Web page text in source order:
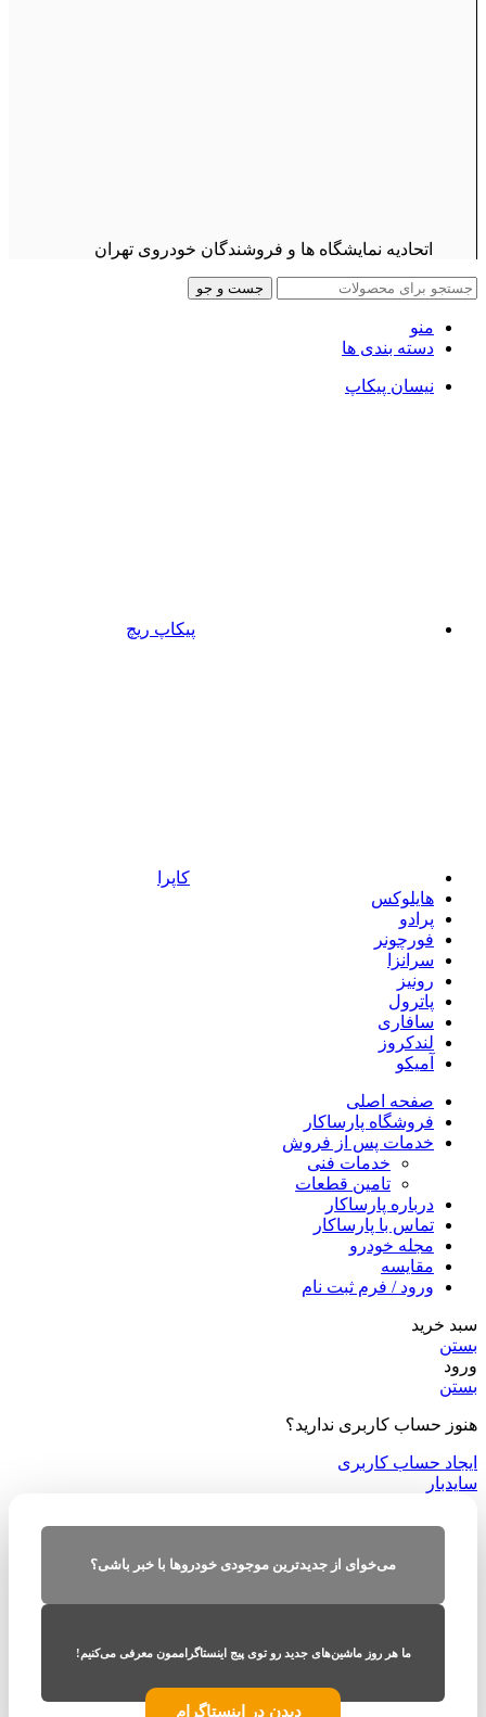
اتحادیه نمایشگاه ها و فروشندگان خودروی تهران
جست و جو
منو
دسته بندی ها
نیسان پیکاپ
پیکاپ ریچ
کاپرا
هایلوکس
پرادو
فورچونر
سرانزا
رونیز
پاترول
سافاری
لندکروز
آمیکو
صفحه اصلی
فروشگاه پارساکار
خدمات پس از فروش
خدمات فنی
تامین قطعات
درباره پارساکار
تماس با پارساکار
مجله خودرو
مقایسه
ورود / فرم ثبت نام
سبد خرید
بستن
ورود
بستن
هنوز حساب کاربری ندارید؟
ایجاد حساب کاربری
سایدبار
می‌خوای از جدیدترین موجودی خودروها با خبر باشی؟
ما هر روز ماشین‌های جدید رو توی پیج اینستاگراممون معرفی می‌کنیم!
دیدن در اینستاگرام